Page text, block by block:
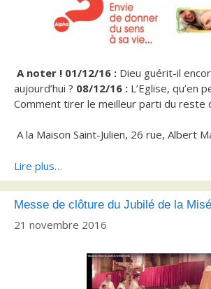
A noter ! 01/12/16 : Dieu guérit-il
aujourd’hui ? 08/12/16 : L’Eglise, qu’en
Comment tirer le meilleur parti du reste
A la Maison Saint-Julien, 26 rue, Albert
Lire plus…
Messe de clôture du Jubilé de la
21 novembre 2016